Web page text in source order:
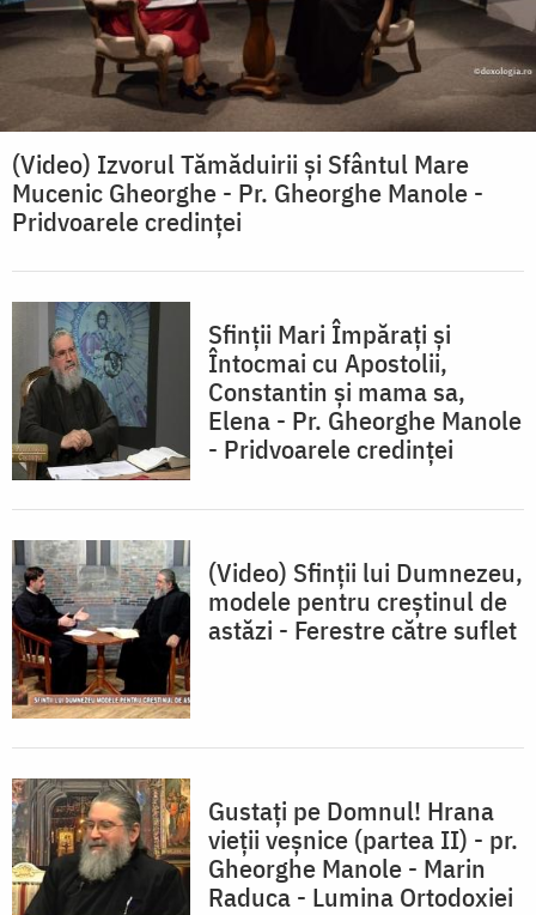
(Video) Izvorul Tămăduirii și Sfântul Mare
Mucenic Gheorghe - Pr. Gheorghe Manole -
Pridvoarele credinței
Sfinții Mari Împărați şi
Întocmai cu Apostolii,
Constantin şi mama sa,
Elena - Pr. Gheorghe Manole
- Pridvoarele credinței
(Video) Sfinții lui Dumnezeu,
modele pentru creștinul de
astăzi - Ferestre către suflet
Gustați pe Domnul! Hrana
vieții veșnice (partea II) - pr.
Gheorghe Manole - Marin
Raduca - Lumina Ortodoxiei